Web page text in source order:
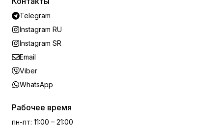
Telegram
Instagram RU
Instagram SR
Email
Viber
WhatsApp
Рабочее время
пн-пт: 11:00 – 21:00